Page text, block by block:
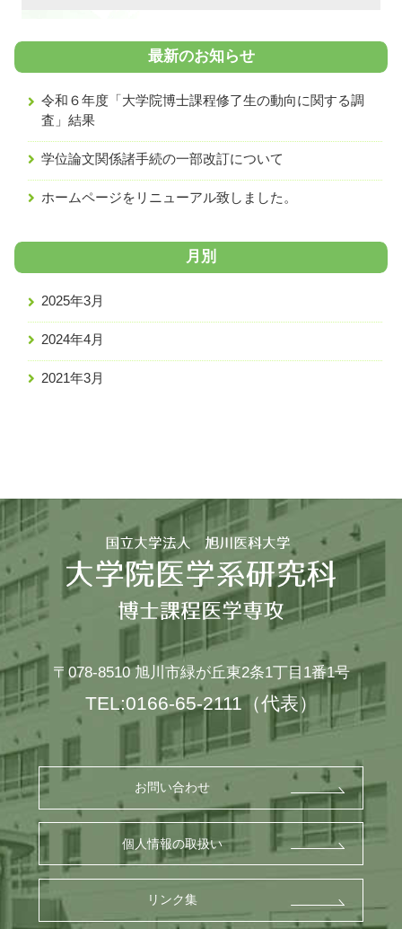
最新のお知らせ
令和６年度「大学院博士課程修了生の動向に関する調
査」結果
学位論文関係諸手続の一部改訂について
ホームページをリニューアル致しました。
月別
2025年3月
2024年4月
2021年3月
〒078-8510旭川市緑が丘東2条1丁目1番1号
TEL:0166-65-2111（代表）
お問い合わせ
個人情報の取扱い
リンク集